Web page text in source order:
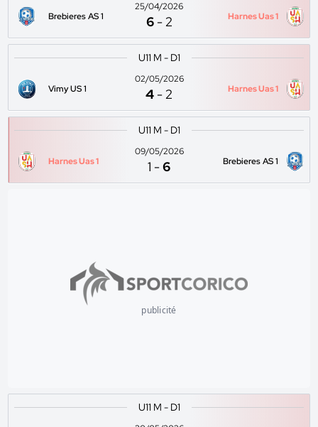
Brebieres AS 1
25/04/2026
6 -2 Harnes Uas 1
U11 M - D1
Vimy US 1
02/05/2026
4 -2 Harnes Uas 1
U11 M - D1
Harnes Uas 1
09/05/2026
1 -6 Brebieres AS 1
publicité
U11 M - D1